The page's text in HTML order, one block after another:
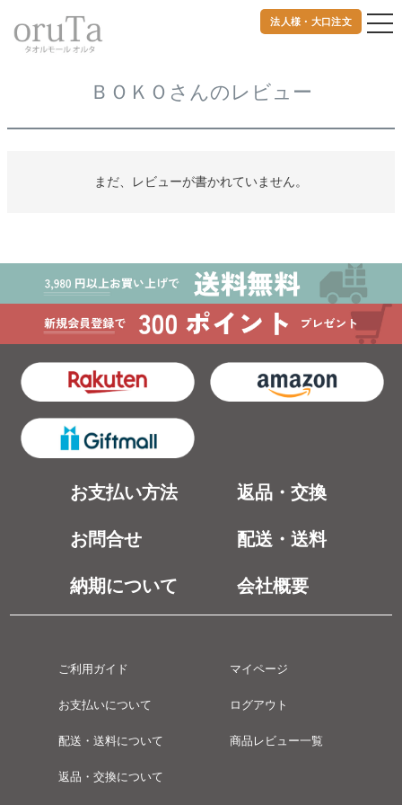
法人様・大口注文
トップページ ＢＯＫＯさんのレビュー
ＢＯＫＯさんのレビュー
まだ、レビューが書かれていません。
お支払い方法 返品・交換
お問合せ 配送・送料
納期について 会社概要
ご利用ガイド マイページ
お支払いについて ログアウト
配送・送料について 商品レビュー一覧
返品・交換について